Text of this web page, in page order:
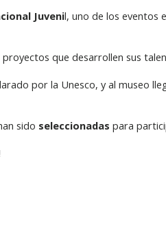
Juvenil, uno de los eventos
que desarrollen sus
por la Unesco, y al museo
sido seleccionadas para